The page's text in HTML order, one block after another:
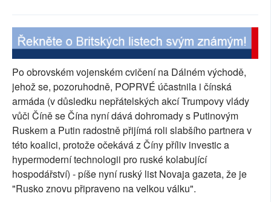
PŘÍSPĚVKY NA PROVOZ
SOCIÁLNÍ SÍTĚ
RUBRIKY
PLNÁ VERZE STRÁNEK
Po obrovském vojenském cvičení na Dálném východě,
jehož se, pozoruhodně, POPRVÉ účastnila i čínská
armáda (v důsledku nepřátelských akcí Trumpovy vlády
vůči Číně se Čína nyní dává dohromady s Putinovým
Ruskem a Putin radostně přijímá roli slabšího partnera v
této koalici, protože očekává z Číny příliv investic a
hypermoderní technologii pro ruské kolabující
hospodářství) - píše nyní ruský list Novaja gazeta, že je
"Rusko znovu připraveno na velkou válku".